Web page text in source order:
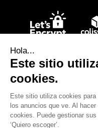
Hola...
Este sitio
cookies.
Este sitio utiliza cookies
los anuncios que ve. Al
cookies. Puede gestionar
‘Quiero escoger’.
©